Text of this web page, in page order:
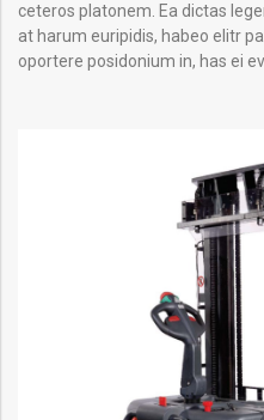
ceteros platonem. Ea dictas
at harum euripidis, habeo elitr
oportere posidonium in, has ei